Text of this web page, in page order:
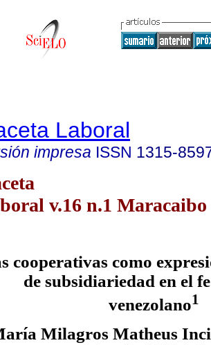
Laboral
impresa ISSN 1315-
v.16 n.1 Maracaibo
cooperativas como
de subsidiariedad en el
venezolano1
Milagros Matheus